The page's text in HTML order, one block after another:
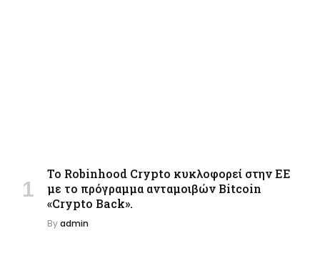
Το Robinhood Crypto κυκλοφορεί στην ΕΕ
με το πρόγραμμα ανταμοιβών Bitcoin
«Crypto Back».
Byadmin